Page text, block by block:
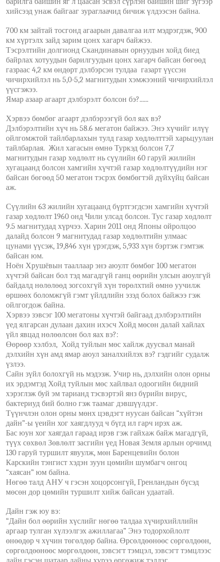
хийсээд унаж байгааг зураглаачид бичиж үлдээсэн байна.
700 км зайтай тосгонд агаарын давалгаа илт мэдрэгдэж, 900
км хүртэлх зайд зарим цонх хагарч байжээ.
Тэсрэлтийн долгионд Скандинавын орнуудын хойд биед
байрлах хотуудын барилгуудын цонх хагарч байсан бөгөөд
газраас 4,2 км өндөрт дэлбэрсэн тулдаа газарт үүссэн
чичирхийлэл нь 5,0-5,2 магнитудын хэмжээний чичирхийлэл
үүсгэжээ.
Ямар азаар агаарт дэлбэрэлт болсон бэ?......
Хэрвээ бөмбөг агаарт дэлбэрээгүй бол яах вэ?
Дэлбэрэлтийн хүч нь 58.6 мегатон байжээ. Энэ хүчийг илүү
ойлгомжтой тайлбарлахын тулд газар хөдлөлттэй харьцуулан
тайлбарлая. Жил хагасын өмнө Туркэд болсон 7,7
магнитудын газар хөдлөлт нь сүүлийн 60 гаруй жилийн
хугацаанд болсон хамгийн хүчтэй газар хөдлөлтүүдийн нэг
байсан бөгөөд 50 мегатон тэсрэх бөмбөгтэй дүйхүйц байсан
аж.
Сүүлийн 63 жилийн хугацаанд бүртгэгдсэн хамгийн хүчтэй
газар хөдлөлт 1960 онд Чили улсад болсон. Тус газар хөдлөлт
9.5 магнитудад хүрчээ. Харин 2011 онд Японы ойролцоо
далайд болсон 9 магнитудад газар хөдлөлтийн улмаас
цунами үүсэж, 19,846 хүн үрэгдэж, 5,933 хүн бэртэж гэмтэж
байсан юм.
Ноён Хрушёвын тааллаар энэ аюулт бөмбөг 100 мегатон
хүчтэй байсан бол тэд магадгүй ганц өөрийн улсын аюулгүй
байдалд нөлөлөөд зогсохгүй хүн төрөлхтий өмнө уучилж
өршөөх боломжгүй гэмт үйлдлийн эзэд болох байжээ гэж
ойлгогдож байна.
Хэрвээ зэвсэг 100 мегатоны хүчтэй байгаад дэлбэрэлтийн
үед ялгарсан дулаан дахин ихэсч Хойд мөсөн далай хайлах
үйл явцад нөлөөлсөн бол яах вэ?:
Өөрөөр хэлбэл, Хойд туйлын мөс хайлж дуусвал манай
дэлхийн хүн амд ямар аюул заналхийлэх вэ? гэдгийг судалж
үзлээ.
Сайн зүйл болохгүй нь мэдээж. Учир нь, дэлхийн олон орны
их эрдэмтэд Хойд туйлын мөс хайлвал одоогийн бидний
хэрэглэж буй эм тарианд тэсвэртэй янз бүрийн вирус,
бактериуд бий болно гэж таамаг дэвшүүлдэг.
Түүнчлэн олон орны мөнх цэвдэгт нуусан байсан “хүйтэн
дайн”-ы үеийн хог хаягдлууд ч бүгд ил гарч ирэх аж.
Бас юун хог хаягдал гараад ирэв гэж гайхаж байж магадгүй,
түүх сөхвөл Зөвлөлт засгийн үед Новая Земля арлын орчимд
130 гаруй туршилт явуулж, мөн Баренцевийн болон
Карскийн тэнгист хэдэн зуун цөмийн шумбагч онгоц
“хаясан” юм байна.
Нөгөө талд АНУ ч гэсэн хоцорсонгүй, Гренландын бүсэд
мөсөн дор цөмийн туршилт хийж байсан удаатай.
Дайн гэж юу вэ:
“Дайн бол өөрийн хүслийг нөгөө талдаа хүчирхийллийн
аргаар тулган хүлээлгэх ажиллагаа” Энэ тодорхойлолт
өнөөдөр ч хүчин төгөлдөр байна. Өрсөлдөөнөөс сөргөлдөөн,
сөргөлдөөнөөс мөргөлдөөн, зэвсэгт тэмцэл, зэвсэгт тэмцлээс